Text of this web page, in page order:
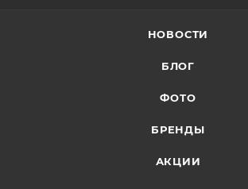
НОВОСТИ
БЛОГ
ФОТО
БРЕНДЫ
АКЦИИ